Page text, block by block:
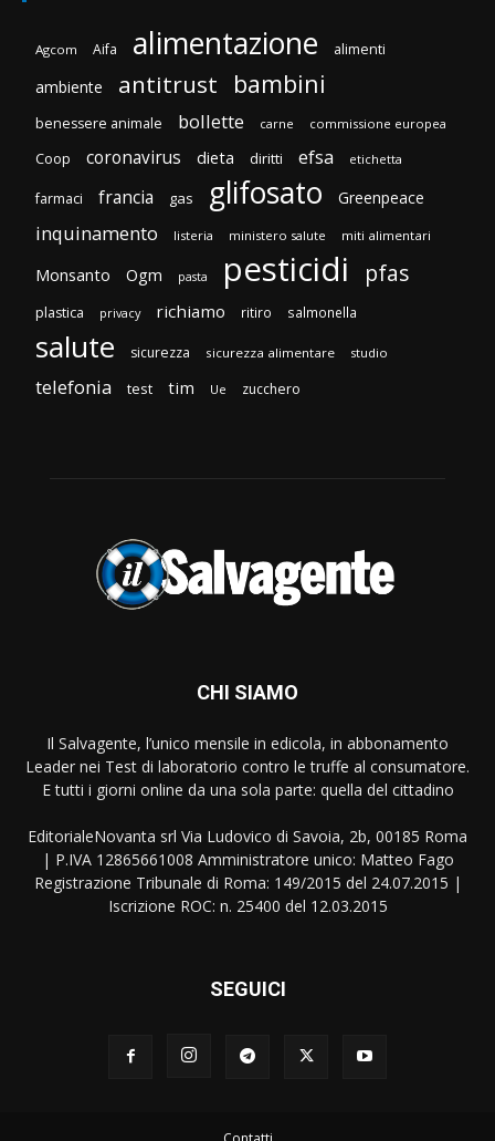
Agcom Aifa alimentazione alimenti
ambiente antitrust bambini
benessere animale bollette carne commissione europea
Coop coronavirus dieta diritti efsa etichetta
farmaci francia gas glifosato Greenpeace
inquinamento listeria ministero salute miti alimentari
Monsanto Ogm pasta pesticidi pfas
plastica privacy richiamo ritiro salmonella
salute sicurezza sicurezza alimentare studio
telefonia test tim Ue zucchero
CHI SIAMO
Il Salvagente, l’unico mensile in edicola, in abbonamento
Leader nei Test di laboratorio contro le truffe al consumatore.
E tutti i giorni online da una sola parte: quella del cittadino
EditorialeNovanta srl Via Ludovico di Savoia, 2b, 00185 Roma
| P.IVA 12865661008 Amministratore unico: Matteo Fago
Registrazione Tribunale di Roma: 149/2015 del 24.07.2015 |
Iscrizione ROC: n. 25400 del 12.03.2015
SEGUICI